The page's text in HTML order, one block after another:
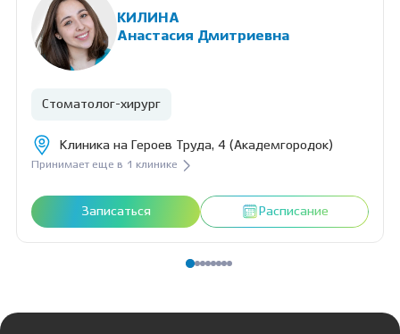
лечение под наркозом, лечение под седацией, лечение
зубов любой сложности, прием особенных детей, прием по
протоколу GBT, бережная адаптация к стоматологическому
приему, герметизация фиссур, анализ компьютерной
КИЛИНА
Анастасия Дмитриевна
Стоматолог-хирург
Клиника на Героев Труда, 4 (Академгородок)
Принимает еще в 1 клинике
Записаться Расписание